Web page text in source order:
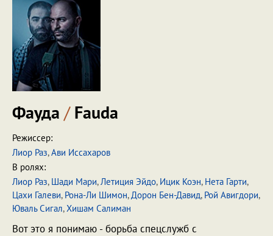
Фауда /Fauda
Режиссер:
Лиор Раз,Ави Иссахаров
В ролях:
Лиор Раз, Шади Мари,Летиция Эйдо, Ицик Коэн, Нета Гарти,
Цахи Галеви, Рона-Ли Шимон,Дорон Бен-Давид, Рой Авигдори,
Юваль Сигал,Хишам Салиман
Вот это я понимаю - борьба спецслужб с